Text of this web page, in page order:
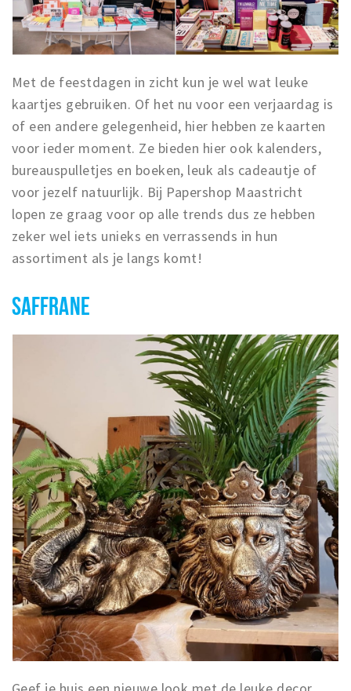
Met de feestdagen in zicht kun je wel wat leuke
kaartjes gebruiken. Of het nu voor een verjaardag is
of een andere gelegenheid, hier hebben ze kaarten
voor ieder moment. Ze bieden hier ook kalenders,
bureauspulletjes en boeken, leuk als cadeautje of
voor jezelf natuurlijk. Bij Papershop Maastricht
lopen ze graag voor op alle trends dus ze hebben
zeker wel iets unieks en verrassends in hun
assortiment als je langs komt!
SAFFRANE